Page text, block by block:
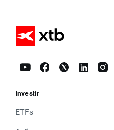
Investir
ETFs